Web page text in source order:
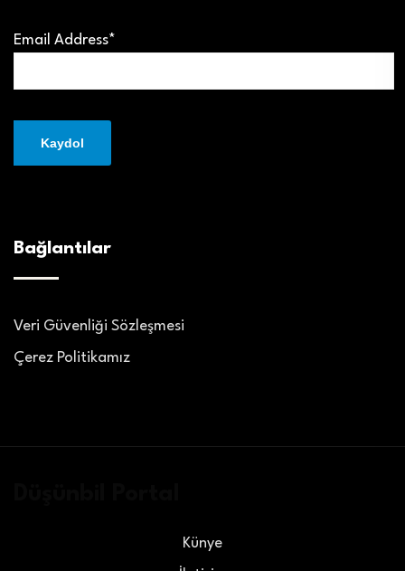
Email Address*
Bağlantılar
Veri Güvenliği Sözleşmesi
Çerez Politikamız
Künye